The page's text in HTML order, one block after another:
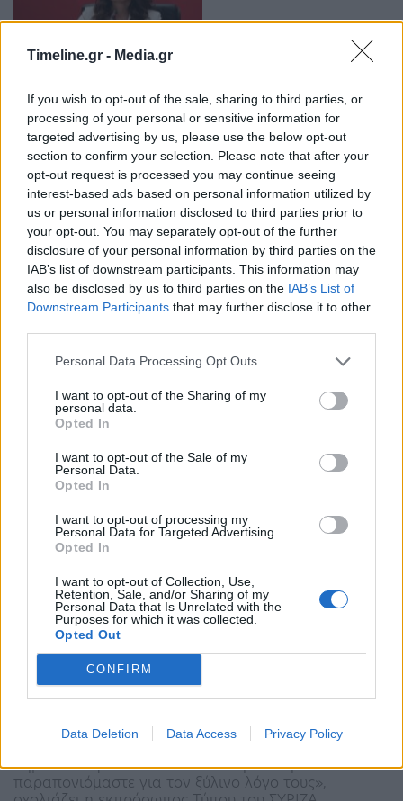
Timeline.gr - Media.gr
If you wish to opt-out of the sale, sharing to third parties, or
processing of your personal or sensitive information for
targeted advertising by us, please use the below opt-out
section to confirm your selection. Please note that after your
opt-out request is processed you may continue seeing
interest-based ads based on personal information utilized by
us or personal information disclosed to third parties prior to
your opt-out. You may separately opt-out of the further
disclosure of your personal information by third parties on the
IAB’s list of downstream participants. This information may
also be disclosed by us to third parties on the IAB’s List of
Downstream Participants that may further disclose it to other
Personal Data Processing Opt Outs
I want to opt-out of the Sharing of my
personal data.
Opted In
I want to opt-out of the Sale of my
Personal Data.
Opted In
I want to opt-out of processing my
Personal Data for Targeted Advertising.
Opted In
I want to opt-out of Collection, Use,
Retention, Sale, and/or Sharing of my
Personal Data that Is Unrelated with the
Purposes for which it was collected.
Opted Out
CONFIRM
Data Deletion Data Access Privacy Policy
Τσαπανίδου: Να απαντήσει ο κ. Μητσοτάκης
αν θα είναι υποψήφια η κ. Νικολάου
14:22 - 20 Φεβρουαρίου 2023
Η εκπρόσωπος Τύπου του ΣΥΡΙΖΑ, Πόπη Τσαπανίδου,
απάντησε σε όσα ανέφερε ο κυβερνητικός
εκπρόσωπος για την υπόθεση της Σοφίας Νικολάου
Σταματίνα Τσιμτσιλή: Η Πόπη Τσαπανίδου την
πάτησε (Βίντεο)
18:41 - 18 Φεβρουαρίου 2023
ειδήσεων αλλά αυτό που κάνω τώρα μου αρέσει και
είμαι 100% αυτό που είμαι εγώ»
Τσαπανίδου: Το «πρόεδρε, έλα με φόρα», μου
βγήκε μέσα από τον ενθουσιασμό της στιγμής
– Γέλασα…
08:59 - 13 Φεβρουαρίου 2023
«Από τη μια μας ξινίζουν οι αυθόρμητες στιγμές των
δημοσίων προσώπων και από την άλλη
παραπονιόμαστε για τον ξύλινο λόγο τους»,